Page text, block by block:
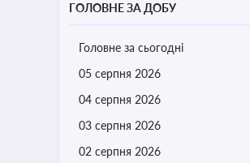
ГОЛОВНЕ ЗА ДОБУ
Головне за сьогодні
05 серпня 2026
04 серпня 2026
03 серпня 2026
02 серпня 2026